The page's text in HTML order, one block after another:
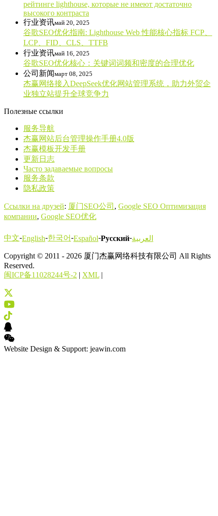
рейтинге lighthouse, которые не имеют достаточно
высокого контраста
行业资讯май 20, 2025
谷歌SEO优化指南: Lighthouse Web 性能核心指标 FCP、
LCP、FID、CLS、TTFB
行业资讯май 16, 2025
谷歌SEO优化核心：关键词词频和密度的合理优化
公司新闻март 08, 2025
杰赢网络接入DeepSeek优化网站管理系统，助力外贸企
业独立站提升全球竞争力
Полезные ссылки
服务导航
杰赢网站后台管理操作手册4.0版
杰赢模板开发手册
更新日志
Часто задаваемые вопросы
服务条款
隐私政策
Сcылки на друзей: 厦门SEO公司 , Google SEO Оптимизация
компании, Google SEO优化
中文-English-한국어-Español-Русский-العربية
Copyright © 2011 - 2026 厦门杰赢网络科技有限公司 All Rights
Reserved.
闽ICP备11028244号-2 | XML |
Website Design & Support: jeawin.com